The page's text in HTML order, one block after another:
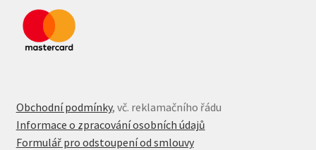
Obchodní podmínky, vč. reklamačního řádu
Informace o zpracování osobních údajů
Formulář pro odstoupení od smlouvy